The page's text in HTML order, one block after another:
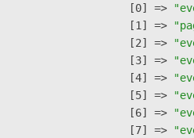
                    [0] =>
                    [1] =>
                    [2] =>
                    [3] =>
                    [4] =>
                    [5] =>
                    [6] =>
                    [7] =>